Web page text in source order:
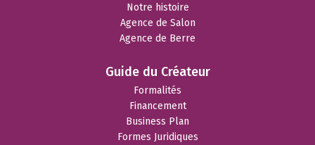
Notre histoire
Agence de Salon
Agence de Berre
Guide du Créateur
Formalités
Financement
Business Plan
Formes Juridiques